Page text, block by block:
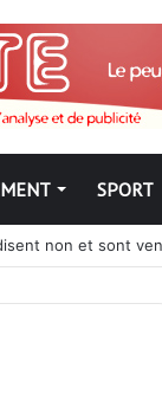
SPORT
non et sont